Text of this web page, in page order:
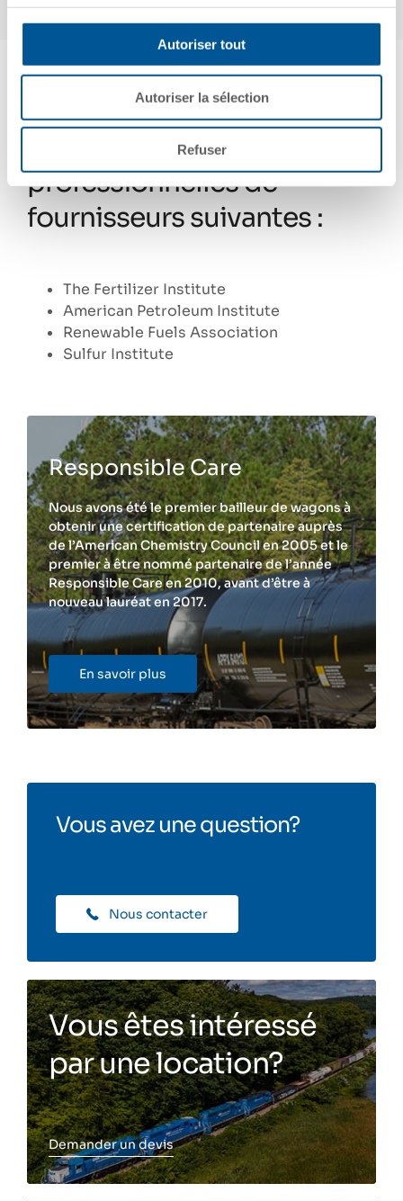
Autoriser tout
Autoriser la sélection
Refuser
En outre, nous travaillons
avec les associations
professionnelles de
fournisseurs suivantes :
The Fertilizer Institute
American Petroleum Institute
Renewable Fuels Association
Sulfur Institute
Responsible Care
Nous avons été le premier bailleur de wagons à
obtenir une certification de partenaire auprès
de l’American Chemistry Council en 2005 et le
premier à être nommé partenaire de l’année
Responsible Care en 2010, avant d’être à
nouveau lauréat en 2017.
En savoir plus
Vous avez une question?
Nous contacter
Vous êtes intéressé
par une location?
Demander un devis